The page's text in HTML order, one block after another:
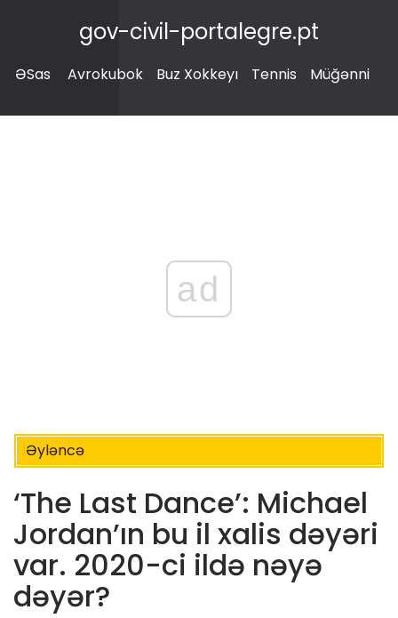
gov-civil-portalegre.pt
ƏSas Avrokubok Buz Xokkeyı Tennis Müğənni
ad
Əyləncə
‘The Last Dance’: Michael
Jordan’ın bu il xalis dəyəri
var. 2020-ci ildə nəyə
dəyər?